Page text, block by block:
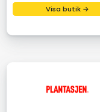
Visa butik →